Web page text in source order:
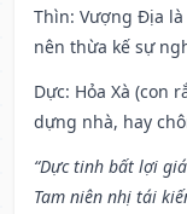
Thìn: Vượng Địa
nên thừa kế sự
Dực: Hỏa Xà (con
dựng nhà, hay
“Dực tinh bất lợi
Tam niên nhị tái